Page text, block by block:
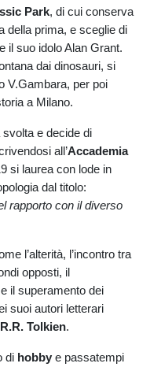
Park, di cui conserva
della prima, e sceglie di
il suo idolo Alan Grant.
dai dinosauri, si
V.Gambara, per poi
a Milano.
svolta e decide di
all’Accademia
si laurea con lode in
dal titolo:
rapporto con il diverso
l’alterità, l’incontro tra
opposti, il
il superamento dei
suoi autori letterari
Tolkien.
di hobby e passatempi